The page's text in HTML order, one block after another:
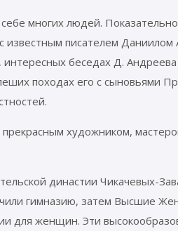
многих людей.
писателем Даниилом
беседах Д.
походах его с сыновьями
художником,
династии Чикачевых-
гимназию, затем Высшие
для женщин. Эти